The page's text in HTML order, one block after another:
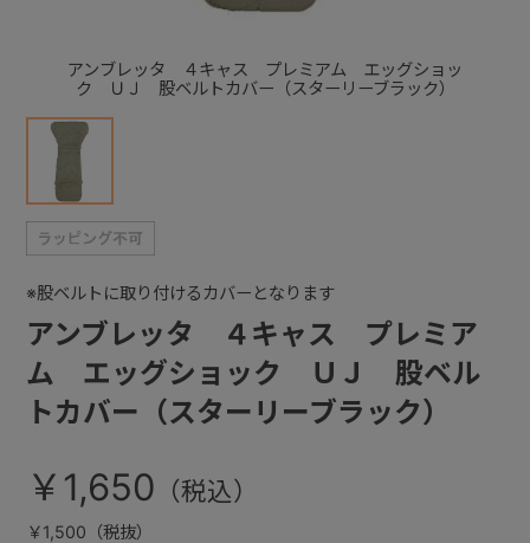
アンブレッタ ４キャス プレミアム エッグショッ
ク ＵＪ 股ベルトカバー（スターリーブラック）
アンブレッタ ４キャス プレミア
ム エッグショック ＵＪ 股ベル
トカバー（スターリーブラック）
※股ベルトに取り付けるカバーとなります
￥1,650
￥1,500（税抜）